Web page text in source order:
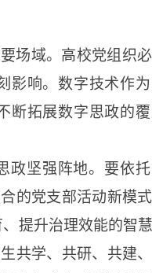
场域。高校党组织
影响。数字技术作
断拓展数字思政的
政坚强阵地。要依
的党支部活动新模
提升治理效能的智
共学、共研、共建